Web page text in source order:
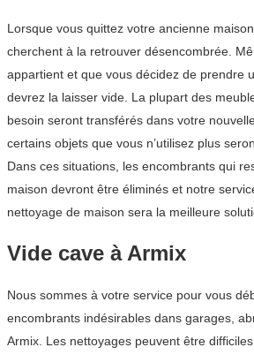
Lorsque vous quittez votre ancienne
cherchent à la retrouver désencombrée.
appartient et que vous décidez de prendre
devrez la laisser vide. La plupart des
besoin seront transférés dans votre
certains objets que vous n’utilisez plus
Dans ces situations, les encombrants qui
maison devront être éliminés et notre
nettoyage de maison sera la meilleure
Vide cave à Armix
Nous sommes à votre service pour vous
encombrants indésirables dans garages,
Armix. Les nettoyages peuvent être